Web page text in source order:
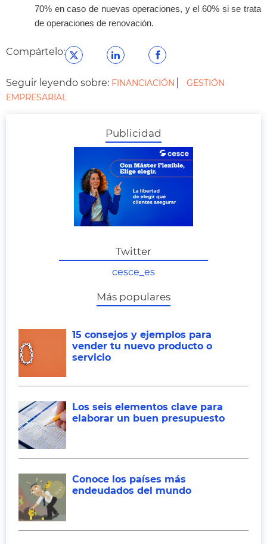
70% en caso de nuevas operaciones, y el 60% si se trata
de operaciones de renovación.
Compártelo:
Seguir leyendo sobre: FINANCIACIÓN
GESTIÓN
EMPRESARIAL
Publicidad
Twitter
cesce_es
Más populares
15 consejos y ejemplos para
vender tu nuevo producto o
servicio
Los seis elementos clave para
elaborar un buen presupuesto
Conoce los países más
endeudados del mundo